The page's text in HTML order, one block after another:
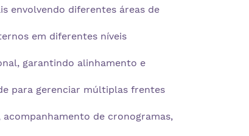
envolvendo diferentes áreas de
em diferentes níveis
garantindo alinhamento e
para gerenciar múltiplas frentes
de cronogramas,